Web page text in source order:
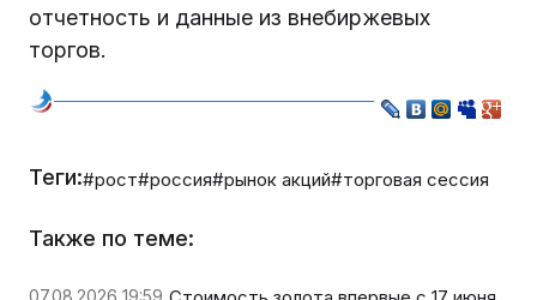
отчетность и данные из внебиржевых
торгов.
Теги:#рост#россия#рынок акций#торговая сессия
Также по теме:
07.08.2026 19:59